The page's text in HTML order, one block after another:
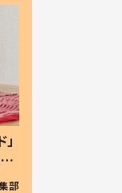
部